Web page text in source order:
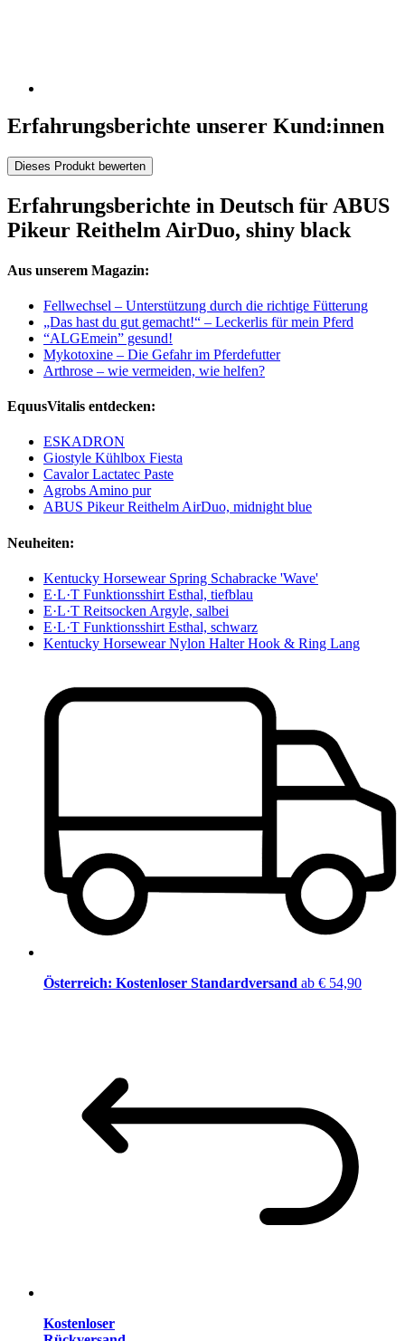
Erfahrungsberichte unserer Kund:innen
Dieses Produkt bewerten
Erfahrungsberichte in Deutsch für ABUS
Pikeur Reithelm AirDuo, shiny black
Aus unserem Magazin:
Fellwechsel – Unterstützung durch die richtige Fütterung
„Das hast du gut gemacht!“ – Leckerlis für mein Pferd
“ALGEmein” gesund!
Mykotoxine – Die Gefahr im Pferdefutter
Arthrose – wie vermeiden, wie helfen?
EquusVitalis entdecken:
ESKADRON
Giostyle Kühlbox Fiesta
Cavalor Lactatec Paste
Agrobs Amino pur
ABUS Pikeur Reithelm AirDuo, midnight blue
Neuheiten:
Kentucky Horsewear Spring Schabracke 'Wave'
E·L·T Funktionsshirt Esthal, tiefblau
E·L·T Reitsocken Argyle, salbei
E·L·T Funktionsshirt Esthal, schwarz
Kentucky Horsewear Nylon Halter Hook & Ring Lang
Österreich: Kostenloser Standardversand ab € 54,90
Kostenloser